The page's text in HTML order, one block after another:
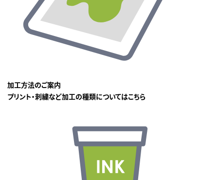
加工方法のご案内
プリント・刺繍など加工の種類についてはこちら